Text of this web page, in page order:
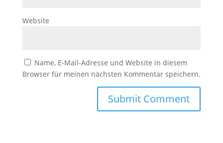
Website
Name, E-Mail-Adresse und Website in diesem
Browser für meinen nächsten Kommentar speichern.